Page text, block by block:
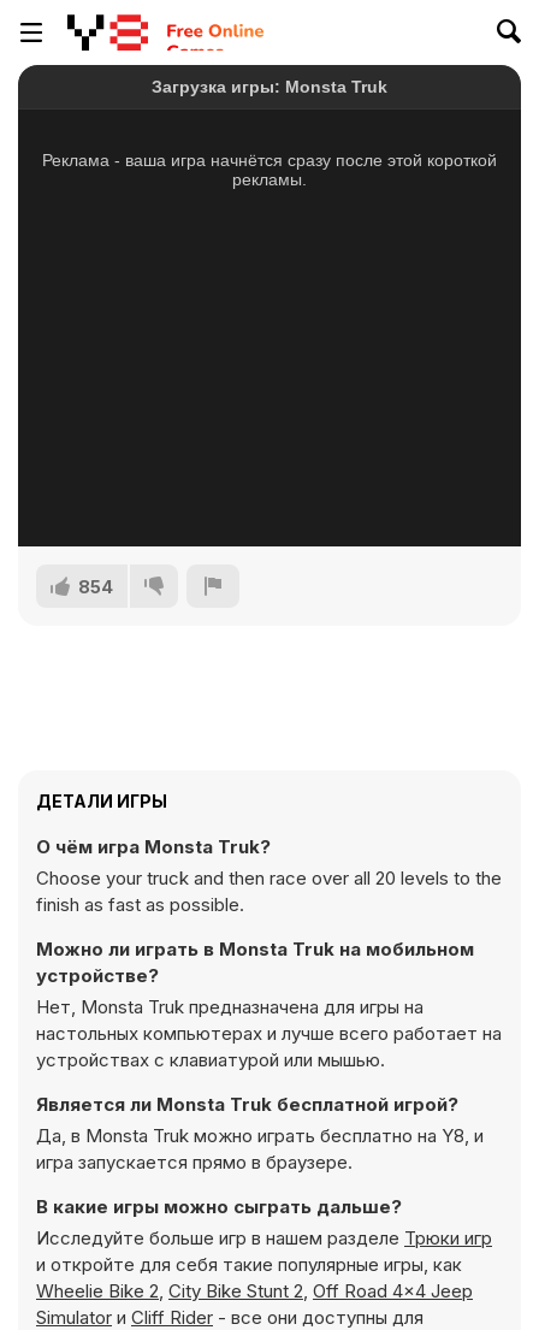
854
ДЕТАЛИ ИГРЫ
О чём игра Monsta Truk?
Choose your truck and then race over all 20 levels to the
finish as fast as possible.
Можно ли играть в Monsta Truk на мобильном
устройстве?
Нет, Monsta Truk предназначена для игры на
настольных компьютерах и лучше всего работает на
устройствах с клавиатурой или мышью.
Является ли Monsta Truk бесплатной игрой?
Да, в Monsta Truk можно играть бесплатно на Y8, и
игра запускается прямо в браузере.
В какие игры можно сыграть дальше?
Исследуйте больше игр в нашем разделе Трюки игр
и откройте для себя такие популярные игры, как
Wheelie Bike 2, City Bike Stunt 2, Off Road 4x4 Jeep
Simulator и Cliff Rider - все они доступны для